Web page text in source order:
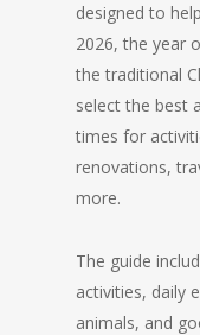
designed to
2026, the year
the traditional
select the best
times for
renovations,
more.
The guide
activities, daily
animals, and